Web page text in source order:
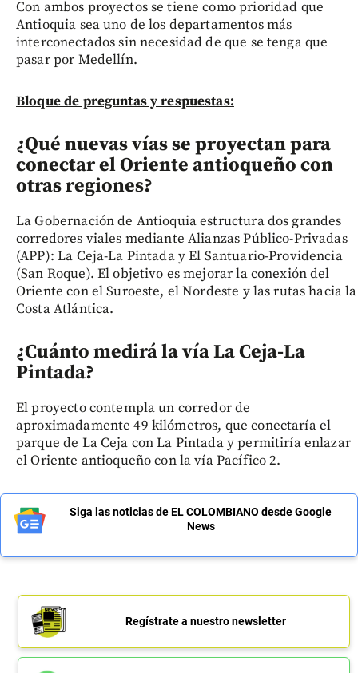
Con ambos proyectos se tiene como prioridad que
Antioquia sea uno de los departamentos más
interconectados sin necesidad de que se tenga que
pasar por Medellín.
Bloque de preguntas y respuestas:
¿Qué nuevas vías se proyectan para
conectar el Oriente antioqueño con
otras regiones?
La Gobernación de Antioquia estructura dos grandes
corredores viales mediante Alianzas Público-Privadas
(APP): La Ceja-La Pintada y El Santuario-Providencia
(San Roque). El objetivo es mejorar la conexión del
Oriente con el Suroeste, el Nordeste y las rutas hacia la
Costa Atlántica.
¿Cuánto medirá la vía La Ceja-La
Pintada?
El proyecto contempla un corredor de
aproximadamente 49 kilómetros, que conectaría el
parque de La Ceja con La Pintada y permitiría enlazar
el Oriente antioqueño con la vía Pacífico 2.
Siga las noticias de EL COLOMBIANO desde Google
News
Regístrate a nuestro newsletter